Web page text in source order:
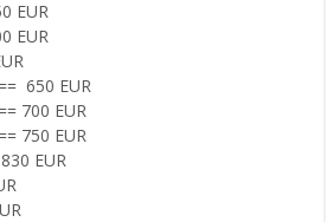
EUR
EUR
650 EUR
700 EUR
750 EUR
EUR